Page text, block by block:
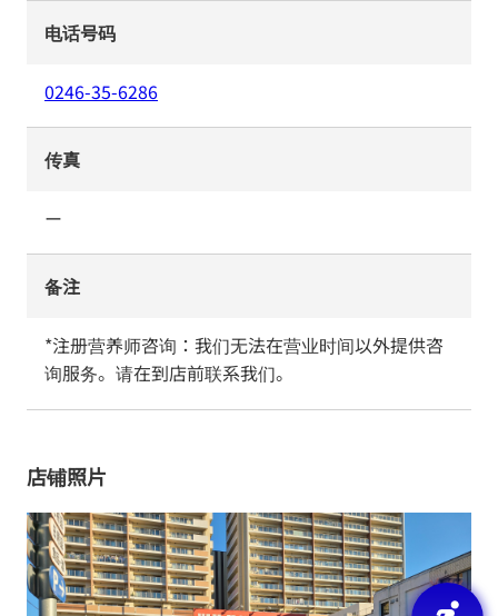
电话号码
0246-35-6286
传真
ー
备注
*注册营养师咨询：我们无法在营业时间以外提供咨
询服务。请在到店前联系我们。
店铺照片